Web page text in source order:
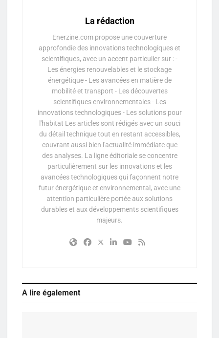
La rédaction
Enerzine.com propose une couverture
approfondie des innovations technologiques et
scientifiques, avec un accent particulier sur : -
Les énergies renouvelables et le stockage
énergétique - Les avancées en matière de
mobilité et transport - Les découvertes
scientifiques environnementales - Les
innovations technologiques - Les solutions pour
l'habitat Les articles sont rédigés avec un souci
du détail technique tout en restant accessibles,
couvrant aussi bien l'actualité immédiate que
des analyses. La ligne éditoriale se concentre
particulièrement sur les innovations et les
avancées technologiques qui façonnent notre
futur énergétique et environnemental, avec une
attention particulière portée aux solutions
durables et aux développements scientifiques
majeurs.
A lire également